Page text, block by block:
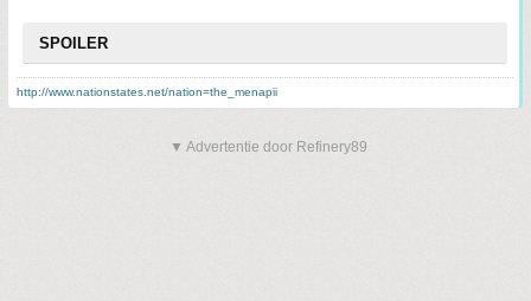
SPOILER
http://www.nationstates.net/nation=the_menapii
▼ Advertentie door Refinery89